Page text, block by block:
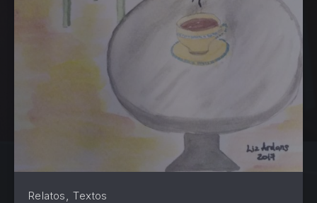
Relatos ,Textos